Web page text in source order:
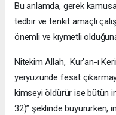
Bu anlamda, gerek
tedbir ve tenkit amaçlı
önemli ve kıymetli
Nitekim Allah, Kur’an-ı
yeryüzünde fesat
kimseyi öldürür ise bütün
32)” şeklinde buyururken,